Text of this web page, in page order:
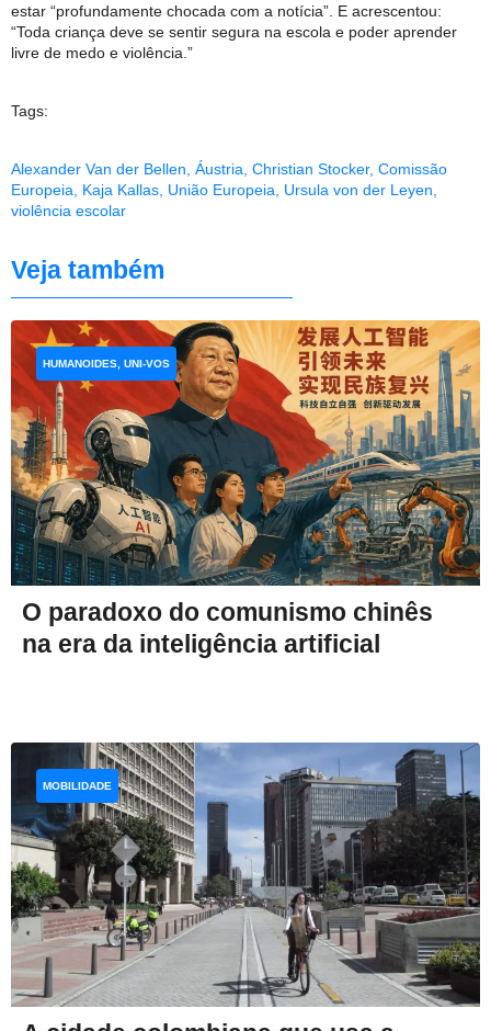
estar “profundamente chocada com a notícia”. E acrescentou:
“Toda criança deve se sentir segura na escola e poder aprender
livre de medo e violência.”
Tags:
Alexander Van der Bellen, Áustria, Christian Stocker, Comissão
Europeia, Kaja Kallas, União Europeia, Ursula von der Leyen,
violência escolar
Veja também
O paradoxo do comunismo chinês
na era da inteligência artificial
HUMANOIDES, UNI-VOS
MOBILIDADE